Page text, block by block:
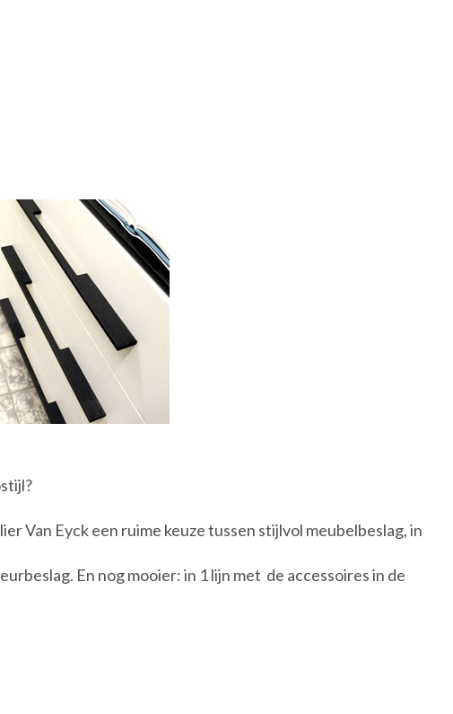
Van Eyck een ruime keuze tussen stijlvol meubelbeslag, in
En nog mooier: in 1 lijn met de accessoires in de